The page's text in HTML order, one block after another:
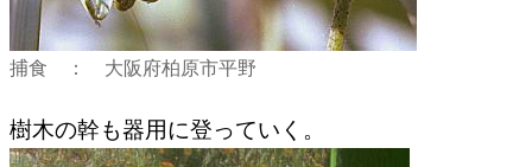
捕食 ： 大阪府柏原市平野
樹木の幹も器用に登っていく。